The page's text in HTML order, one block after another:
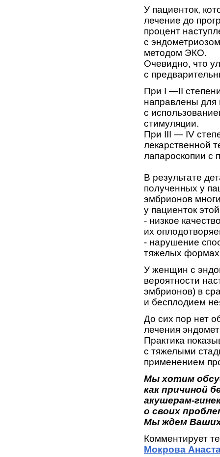
У пациенток,
лечение до
процент
с
методом ЭКО.
Очевидно, что
с
При I —II
направлены для
с
стимуляции.
При III — IV
лекарственной
лапароскопии
В результате
полученных у
эмбрионов
у пациенток
- низкое
их
- нарушение
тяжелых
У женщин с
вероятности
эмбрионов) в
и бесплодием
До сих пор нет
лечения
Практика
с тяжелыми
применением
Мы хотим
как причиной
акушерам-
о своих
Мы ждем
Комментирует
Мокрова